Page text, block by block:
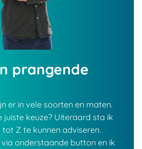
prangende
er in vele soorten en maten.
keuze? Uiteraard sta ik
Z te kunnen adviseren.
onderstaande button en ik